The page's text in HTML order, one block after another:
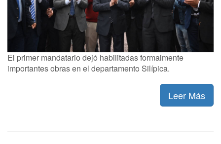
El primer mandatario dejó habilitadas formalmente
importantes obras en el departamento Silípica.
Leer Más